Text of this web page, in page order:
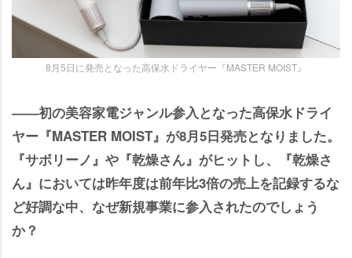
8月5日に発売となった高保水ドライヤー『MASTER MOIST』
――初の美容家電ジャンル参入となった高保水ドライ
ヤー『MASTER MOIST』が8月5日発売となりました。
『サボリーノ』や『乾燥さん』がヒットし、『乾燥さ
ん』においては昨年度は前年比3倍の売上を記録するな
ど好調な中、なぜ新規事業に参入されたのでしょう
か？